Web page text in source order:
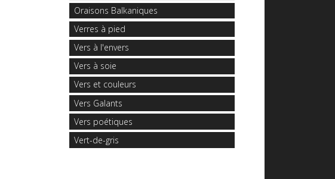
Oraisons Balkaniques
Verres à pied
Vers à l'envers
Vers à soie
Vers et couleurs
Vers Galants
Vers poétiques
Vert-de-gris